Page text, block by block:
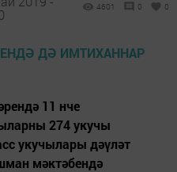
4601 0 0
11 нче
274 укучы
укучылары дәүләт
мәктәбендә